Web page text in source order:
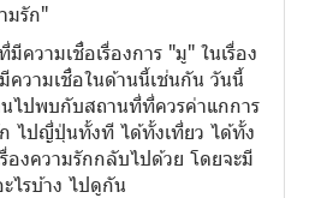
มรัก"
ความเชื่อเรื่องการ "มู" ในเรื่อง
วามเชื่อในด้านนี้เช่นกัน วันนี้
ไปพบกับสถานที่ที่ควรค่าแกการ
ก ไปญี่ปุ่นทั้งที ได้ทั้งเที่ยว ได้ทั้ง
องความรักกลับไปด้วย โดยจะมี
ไรบ้าง ไปดูกัน